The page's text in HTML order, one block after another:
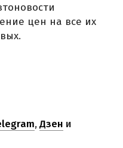
цен на все их
,Дзен и